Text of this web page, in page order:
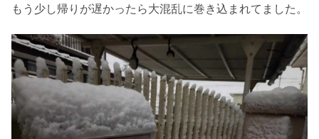
もう少し帰りが遅かったら大混乱に巻き込まれてました。